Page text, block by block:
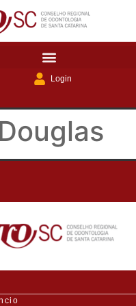
Login
Douglas